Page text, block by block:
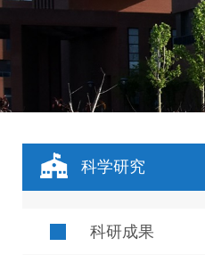
科学研究
科研成果